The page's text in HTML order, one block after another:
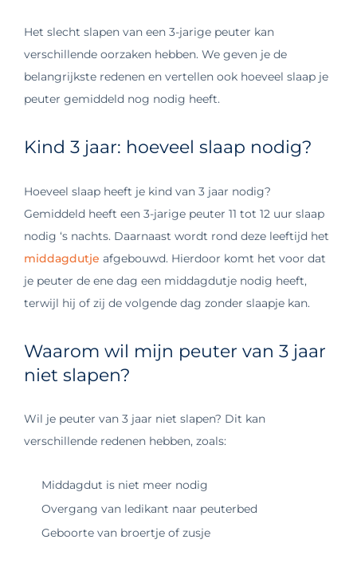
Het slecht slapen van een 3-jarige peuter kan
verschillende oorzaken hebben. We geven je de
belangrijkste redenen en vertellen ook hoeveel slaap je
peuter gemiddeld nog nodig heeft.
Kind 3 jaar: hoeveel slaap nodig?
Hoeveel slaap heeft je kind van 3 jaar nodig?
Gemiddeld heeft een 3-jarige peuter 11 tot 12 uur slaap
nodig ‘s nachts. Daarnaast wordt rond deze leeftijd het
middagdutje afgebouwd. Hierdoor komt het voor dat
je peuter de ene dag een middagdutje nodig heeft,
terwijl hij of zij de volgende dag zonder slaapje kan.
Waarom wil mijn peuter van 3 jaar
niet slapen?
Wil je peuter van 3 jaar niet slapen? Dit kan
verschillende redenen hebben, zoals:
Middagdut is niet meer nodig
Overgang van ledikant naar peuterbed
Geboorte van broertje of zusje